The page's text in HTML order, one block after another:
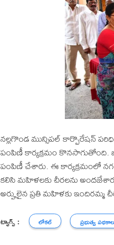
నల్లగొండ మున్సిపల్ కార్పొరేషన్
పంపిణీ కార్యక్రమం కొనసాగుతోంది.
పంపిణీ చేశారు. ఈ కార్యక్రమంలో
కలిసి మహిళలకు చీరలను
అర్హులైన ప్రతి మహిళకు ఇందిరమ్మ
ట్యాగ్స్ : లోకల్ ప్రభుత్వ